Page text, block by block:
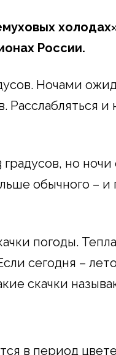
России.
Ночами
Расслабляться и
но
обычного – и
погоды.
сегодня –
скачки
в период